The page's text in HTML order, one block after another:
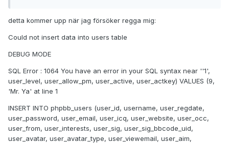
detta kommer upp när jag försöker regga mig:
Could not insert data into users table
DEBUG MODE
SQL Error : 1064 You have an error in your SQL syntax near ''1',
user_level, user_allow_pm, user_active, user_actkey) VALUES (9,
'Mr. Ya' at line 1
INSERT INTO phpbb_users (user_id, username, user_regdate,
user_password, user_email, user_icq, user_website, user_occ,
user_from, user_interests, user_sig, user_sig_bbcode_uid,
user_avatar, user_avatar_type, user_viewemail, user_aim,